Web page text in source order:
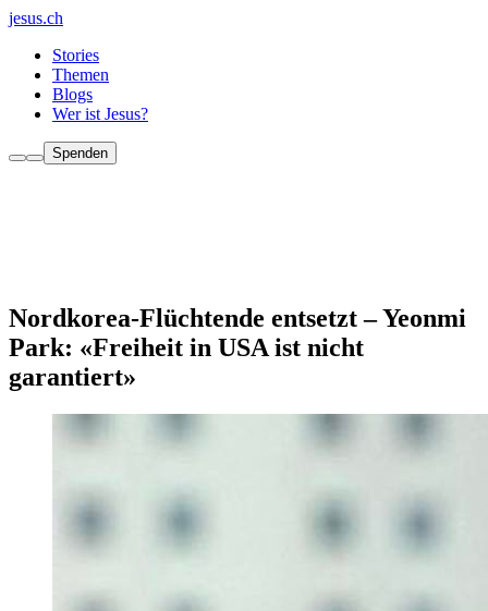
jesus.ch
Stories
Themen
Blogs
Wer ist Jesus?
Spenden
Nordkorea-Flüchtende entsetzt – Yeonmi
Park: «Freiheit in USA ist nicht
garantiert»